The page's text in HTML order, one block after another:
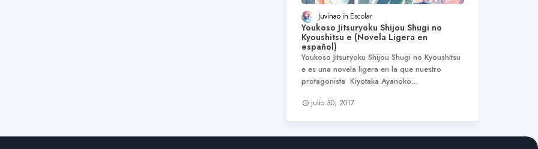
Juvinao Escolar
Youkoso Jitsuryoku Shijou Shugi no
Kyoushitsu e (Novela Ligera en
español)
Youkoso Jitsuryoku Shijou Shugi no Kyoushitsu
e es una novela ligera en la que nuestro
protagonista Kiyotaka Ayanoko…
julio 30, 2017